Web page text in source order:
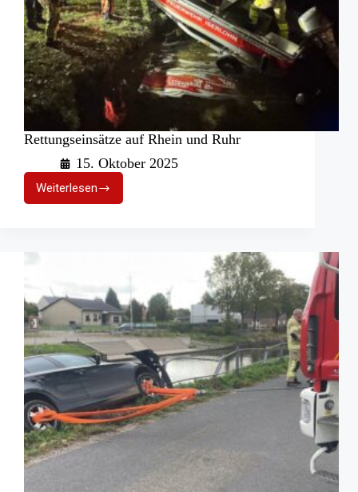
Rettungseinsätze auf Rhein und Ruhr
15. Oktober 2025
WeiterlesenRettungseinsätze
auf